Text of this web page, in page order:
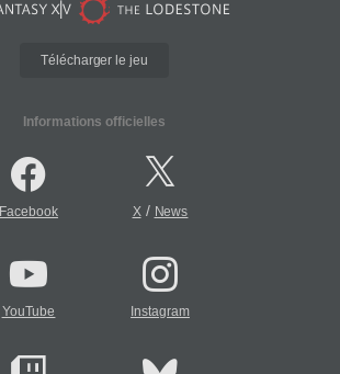
Télécharger le jeu
Informations officielles
Facebook X/ News
YouTube Instagram